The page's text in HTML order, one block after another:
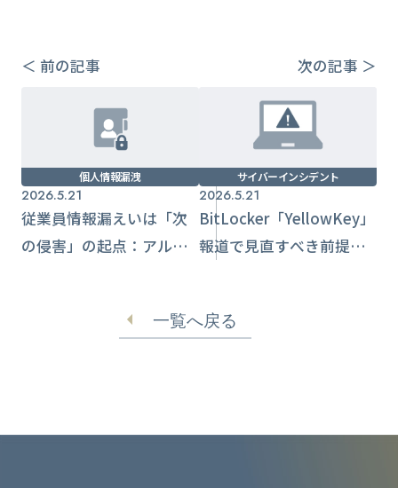
＜ 前の記事 次の記事 ＞
個人情報漏洩
2026.5.21
従業員情報漏えいは「次
の侵害」の起点：アルバ
サイバーインシデント
2026.5.21
BitLocker「YellowKey」
報道で見直すべき前提条
一覧へ戻る